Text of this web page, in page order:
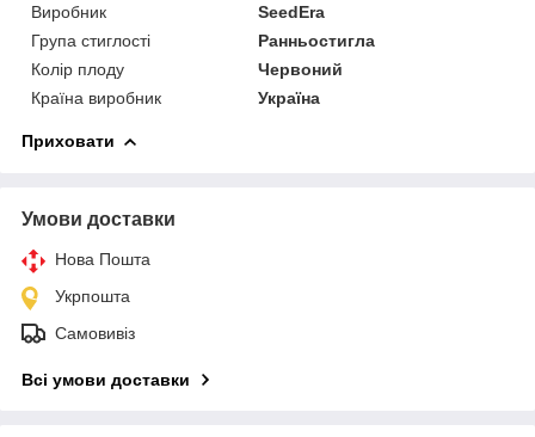
Виробник
SeedEra
Група стиглості
Ранньостигла
Колір плоду
Червоний
Країна виробник
Україна
Приховати
Умови доставки
Нова Пошта
Укрпошта
Самовивіз
Всі умови доставки